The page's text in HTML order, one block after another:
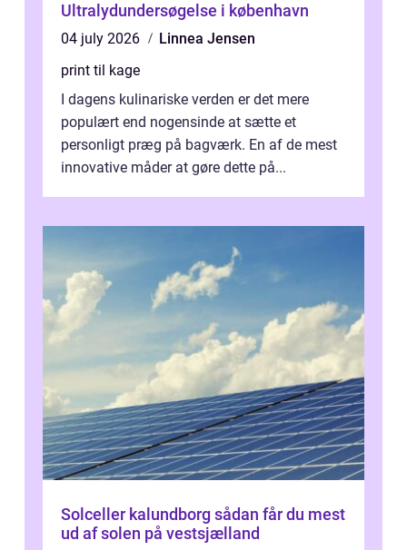
Ultralydundersøgelse i københavn
04 july 2026
Linnea Jensen
print til kage
I dagens kulinariske verden er det mere
populært end nogensinde at sætte et
personligt præg på bagværk. En af de mest
innovative måder at gøre dette på...
Solceller kalundborg sådan får du mest
ud af solen på vestsjælland